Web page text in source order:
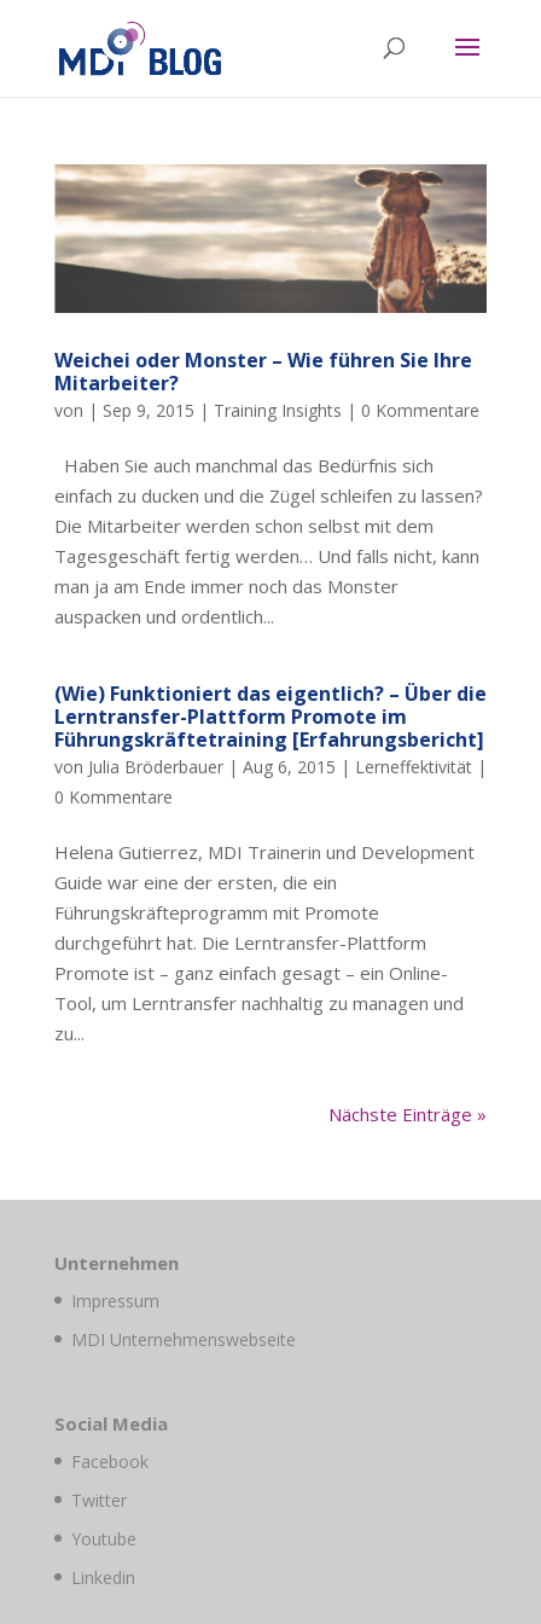
Weichei oder Monster – Wie führen Sie Ihre
Mitarbeiter?
von | Sep 9, 2015 | Training Insights | 0 Kommentare
Haben Sie auch manchmal das Bedürfnis sich
einfach zu ducken und die Zügel schleifen zu lassen?
Die Mitarbeiter werden schon selbst mit dem
Tagesgeschäft fertig werden… Und falls nicht, kann
man ja am Ende immer noch das Monster
auspacken und ordentlich...
(Wie) Funktioniert das eigentlich? – Über die
Lerntransfer-Plattform Promote im
Führungskräftetraining [Erfahrungsbericht]
von Julia Bröderbauer| Aug 6, 2015 | Lerneffektivität|
0 Kommentare
Helena Gutierrez, MDI Trainerin und Development
Guide war eine der ersten, die ein
Führungskräfteprogramm mit Promote
durchgeführt hat. Die Lerntransfer-Plattform
Promote ist – ganz einfach gesagt – ein Online-
Tool, um Lerntransfer nachhaltig zu managen und
zu...
Nächste Einträge »
Unternehmen
Impressum
MDI Unternehmenswebseite
Social Media
Facebook
Twitter
Youtube
Linkedin